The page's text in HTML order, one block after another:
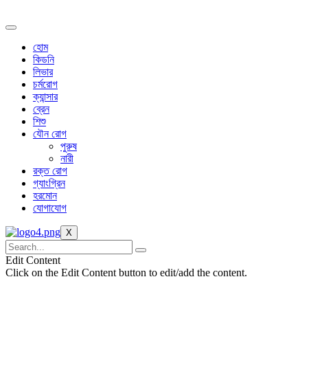
to
হোম
কিডনি
লিভার
চর্মরোগ
ক্যান্সার
ব্রেন
শিশু
যৌন রোগ
পুরুষ
নারী
রক্ত রোগ
গ্যাংগ্রিন
হরমোন
যোগাযোগ
X
Edit Content
Click on the Edit Content button to edit/add the content.